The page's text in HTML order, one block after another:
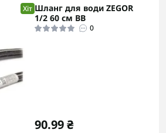
Хіт Шланг для води ZEGOR
1/2 60 см ВВ
0
90.99 ₴